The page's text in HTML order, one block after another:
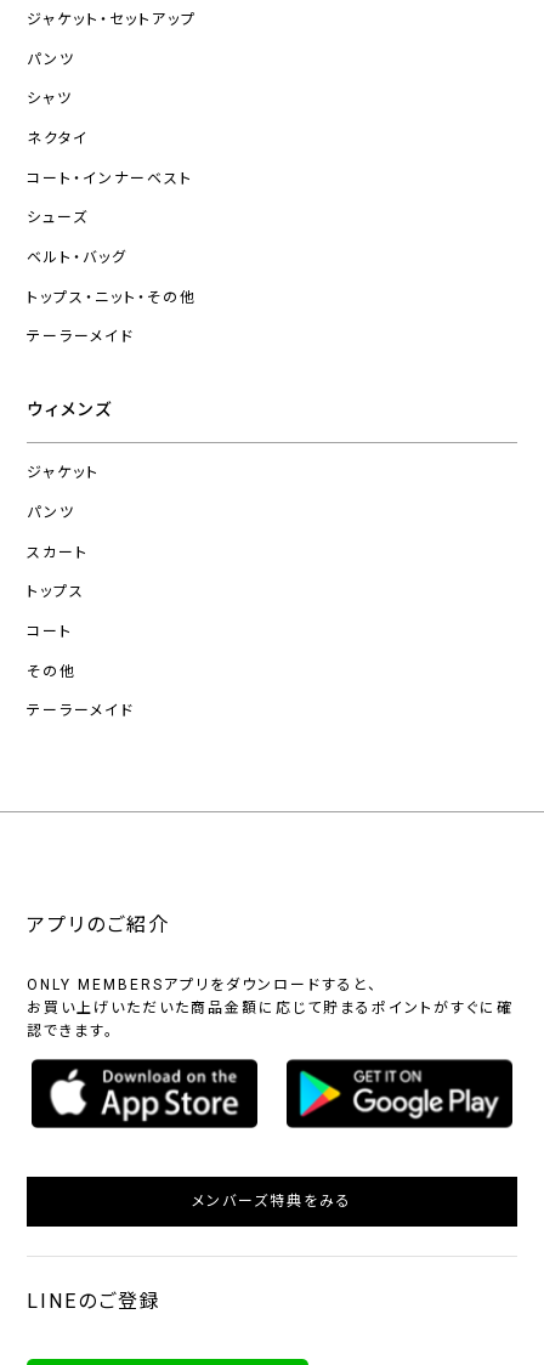
ジャケット・セットアップ
パンツ
シャツ
ネクタイ
コート・インナーベスト
シューズ
ベルト・バッグ
トップス・ニット・その他
テーラーメイド
ウィメンズ
ジャケット
パンツ
スカート
トップス
コート
その他
テーラーメイド
アプリのご紹介
ONLY MEMBERSアプリをダウンロードすると、
お買い上げいただいた商品金額に応じて貯まるポイントがすぐに確
認できます。
メンバーズ特典をみる
LINEのご登録